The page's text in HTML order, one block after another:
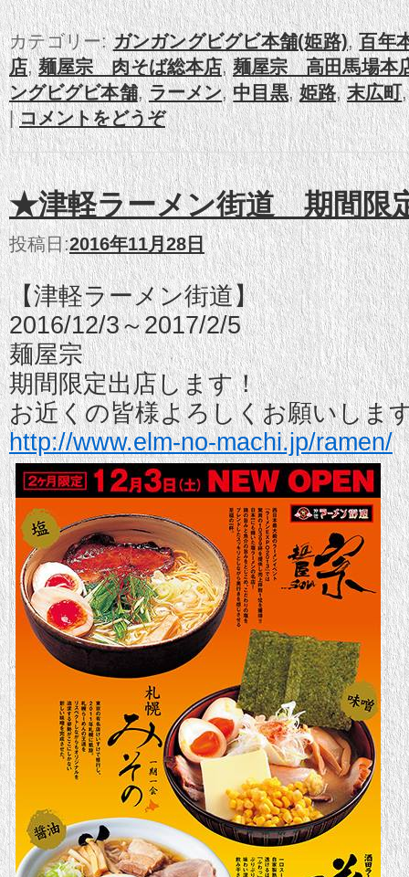
カテゴリー: ガンガングビグビ本舗(姫路),百年
店,麺屋宗 肉そば総本店,麺屋宗 高田馬場本
ングビグビ本舗,ラーメン,中目黒,姫路,末広町
|コメントをどうぞ
★津軽ラーメン街道 期間限
投稿日:2016年11月28日
【津軽ラーメン街道】
2016/12/3～2017/2/5
麺屋宗
期間限定出店します！
お近くの皆様よろしくお願いしま
http://www.elm-no-machi.jp/ramen/